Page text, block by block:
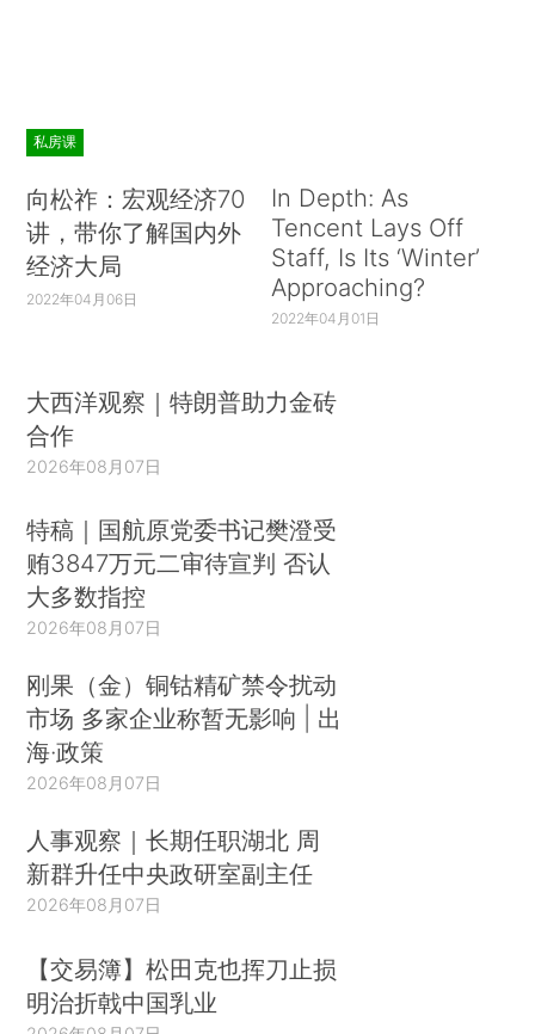
私房课
向松祚：宏观经济70
讲，带你了解国内外
经济大局
2022年04月06日
In Depth: As
Tencent Lays Off
Staff, Is Its ‘Winter’
Approaching?
2022年04月01日
大西洋观察｜特朗普助力金砖
合作
2026年08月07日
特稿｜国航原党委书记樊澄受
贿3847万元二审待宣判 否认
大多数指控
2026年08月07日
刚果（金）铜钴精矿禁令扰动
市场 多家企业称暂无影响 | 出
海·政策
2026年08月07日
人事观察｜长期任职湖北 周
新群升任中央政研室副主任
2026年08月07日
【交易簿】松田克也挥刀止损
明治折戟中国乳业